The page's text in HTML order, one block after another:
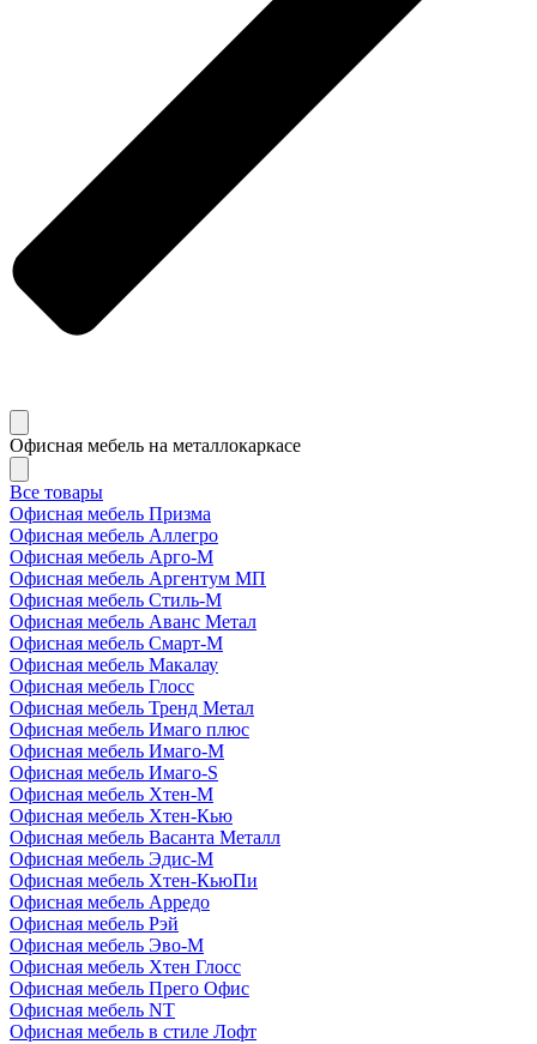
Офисная мебель на металлокаркасе
Все товары
Офисная мебель Призма
Офисная мебель Аллегро
Офисная мебель Арго-М
Офисная мебель Аргентум МП
Офисная мебель Стиль-М
Офисная мебель Аванс Метал
Офисная мебель Смарт-М
Офисная мебель Макалау
Офисная мебель Глосс
Офисная мебель Тренд Метал
Офисная мебель Имаго плюс
Офисная мебель Имаго-М
Офисная мебель Имаго-S
Офисная мебель Хтен-M
Офисная мебель Хтен-Кью
Офисная мебель Васанта Металл
Офисная мебель Эдис-M
Офисная мебель Хтен-КьюПи
Офисная мебель Арредо
Офисная мебель Рэй
Офисная мебель Эво-M
Офисная мебель Хтен Глосс
Офисная мебель Прего Офис
Офисная мебель NT
Офисная мебель в стиле Лофт